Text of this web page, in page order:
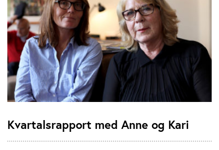
Kvartalsrapport med Anne og Kari